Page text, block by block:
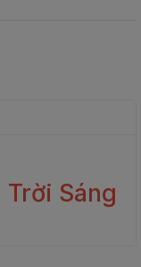
Trời Sáng